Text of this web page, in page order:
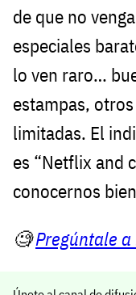
de que no
especiales
lo ven raro…
estampas,
limitadas. El
es “Netflix and
conocernos
🧐Pregúntale a